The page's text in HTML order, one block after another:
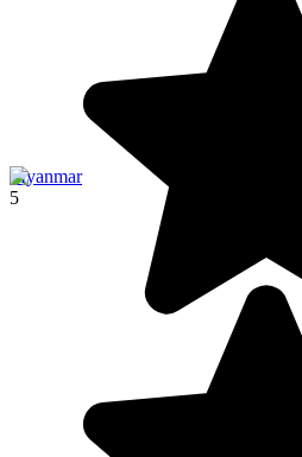
Myanmar
5